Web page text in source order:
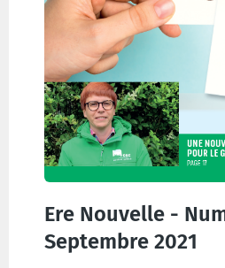
Ere Nouvelle -
Septembre 2021